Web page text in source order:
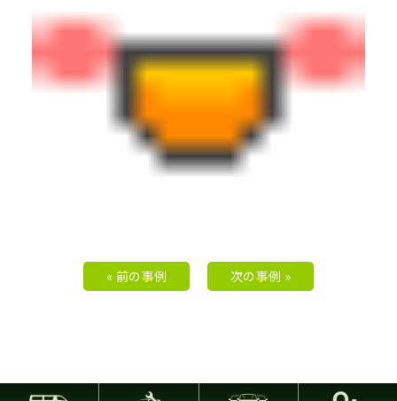
« 前の事例 次の事例 »